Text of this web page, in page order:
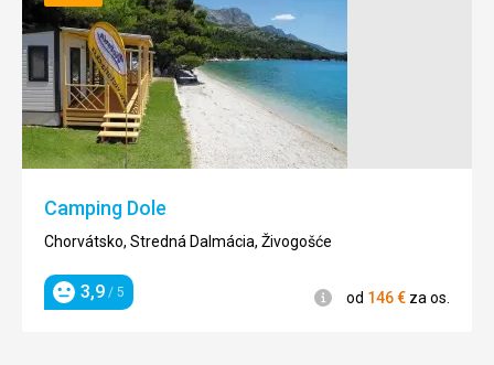
Camping Dole
Chorvátsko, Stredná Dalmácia, Živogošće
Hodnotenie
3,9 / 5 Informácie
od 146€ za os.